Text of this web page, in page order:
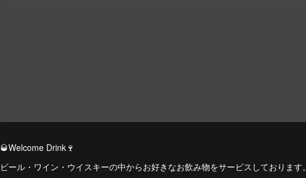
🥃Welcome Drink🍷
ビール・ワイン・ウイスキーの中からお好きなお飲み物をサービスしております。